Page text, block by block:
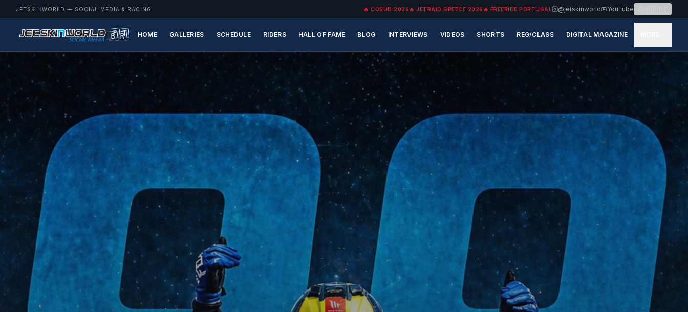
JETSKI NWORLD — SOCIAL MEDIA & RACING 🔥 COSUD 2026🔥 JETRAID GREECE 2026 🔥 FREERIDE PORTUGAL @jetskinworld YouTube
🇵🇹
🇧🇷 HOME GALLERIES SCHEDULE RIDERS HALL OF FAME BLOG INTERVIEWS VIDEOS SHORTS REG/CLASS DIGITAL MAGAZINE